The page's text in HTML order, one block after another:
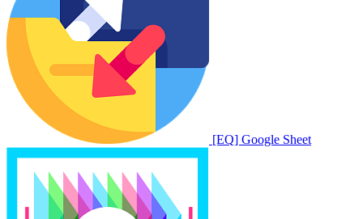
[EQ] Google Sheet